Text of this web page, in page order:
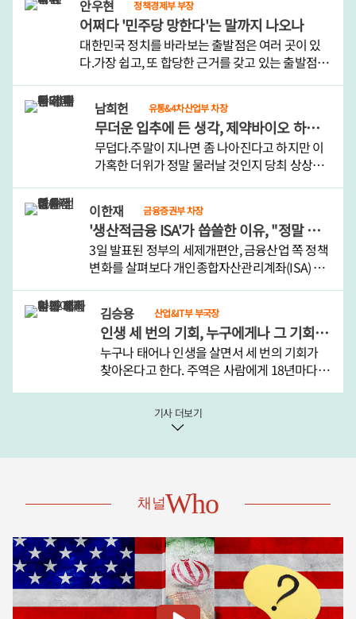
이 전개되고 있다.미국에서는 AI 도입 초기 대
규모 감원을 실시했..
안우현 정책경제부 부장
어쩌다 '민주당 망한다'는 말까지 나오나
대한민국 정치를 바라보는 출발점은 여러 곳이 있
다.가장 쉽고, 또 합당한 근거를 갖고 있는 출발점은
람은 없다. 사촌이 땅을 사도 대통령을 욕하던 시..
남희헌 유통&4차산업부 차장
무더운 입추에 든 생각, 제약바이오 하반기 훈풍 기대한다
무덥다.주말이 지나면 좀 나아진다고 하지만 이
가혹한 더위가 정말 물러날 것인지 당최 상상이
날이 선선해지지 않을까 막연한 기대를 할 뿐이
다.견디기 ..
이한재 금융증권부 차장
'생산적금융 ISA'가 씁쓸한 이유, "정말 자신 없습니까"
3일 발표된 정부의 세제개편안, 금융산업 쪽 정책
변화를 살펴보다 개인종합자산관리계좌(ISA) 사
취지에 깊게 공감하고 필요하다고 생각했지만 이
른바 '..
김승용 산업&IT부 부국장
인생 세 번의 기회, 누구에게나 그 기회가 평등하게 오지 않는 나라
누구나 태어나 인생을 살면서 세 번의 기회가
찾아온다고 한다. 주역은 사람에게 18년마다 큰
세, 54세를 전후로 인생의 변화가 찾아온다는
것이다.그러나 이는 평균 수명이 60세에도 미치
기사 더보기
채널Who